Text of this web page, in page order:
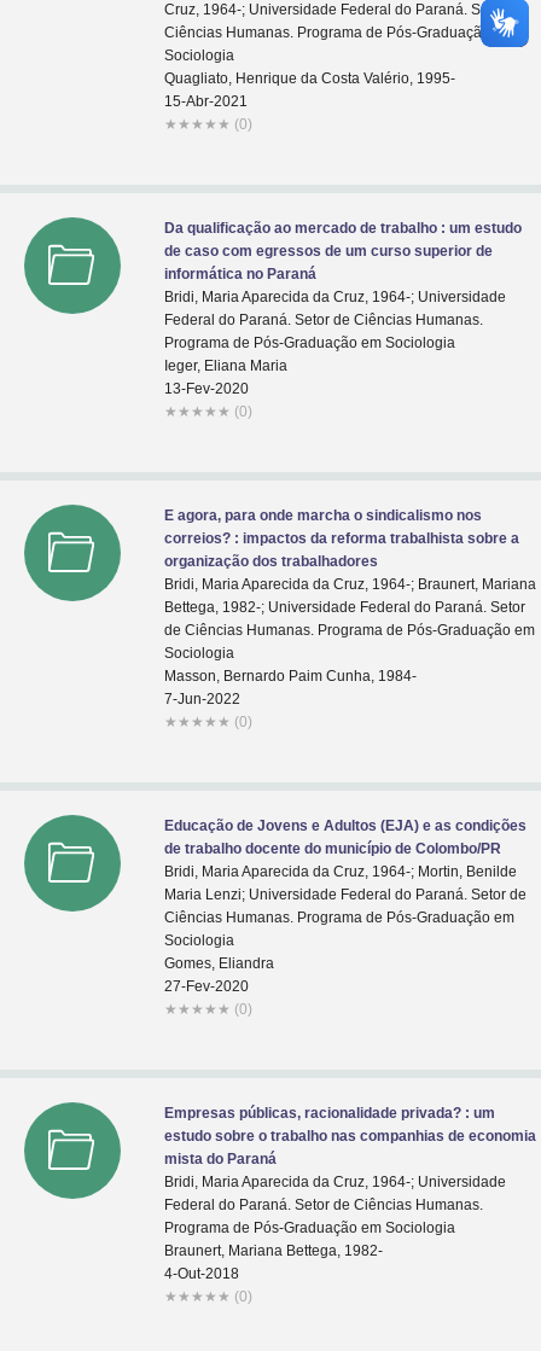
Cruz, 1964-; Universidade Federal do Paraná. Setor de
Ciências Humanas. Programa de Pós-Graduação em
Sociologia
Quagliato, Henrique da Costa Valério, 1995-
15-Abr-2021
★ ★ ★ ★ ★ (0)
Da qualificação ao mercado de trabalho : um estudo
de caso com egressos de um curso superior de
informática no Paraná
Bridi, Maria Aparecida da Cruz, 1964-; Universidade
Federal do Paraná. Setor de Ciências Humanas.
Programa de Pós-Graduação em Sociologia
Ieger, Eliana Maria
13-Fev-2020
★ ★ ★ ★ ★ (0)
E agora, para onde marcha o sindicalismo nos
correios? : impactos da reforma trabalhista sobre a
organização dos trabalhadores
Bridi, Maria Aparecida da Cruz, 1964-; Braunert, Mariana
Bettega, 1982-; Universidade Federal do Paraná. Setor
de Ciências Humanas. Programa de Pós-Graduação em
Sociologia
Masson, Bernardo Paim Cunha, 1984-
7-Jun-2022
★ ★ ★ ★ ★ (0)
Educação de Jovens e Adultos (EJA) e as condições
de trabalho docente do município de Colombo/PR
Bridi, Maria Aparecida da Cruz, 1964-; Mortin, Benilde
Maria Lenzi; Universidade Federal do Paraná. Setor de
Ciências Humanas. Programa de Pós-Graduação em
Sociologia
Gomes, Eliandra
27-Fev-2020
★ ★ ★ ★ ★ (0)
Empresas públicas, racionalidade privada? : um
estudo sobre o trabalho nas companhias de economia
mista do Paraná
Bridi, Maria Aparecida da Cruz, 1964-; Universidade
Federal do Paraná. Setor de Ciências Humanas.
Programa de Pós-Graduação em Sociologia
Braunert, Mariana Bettega, 1982-
4-Out-2018
★ ★ ★ ★ ★ (0)